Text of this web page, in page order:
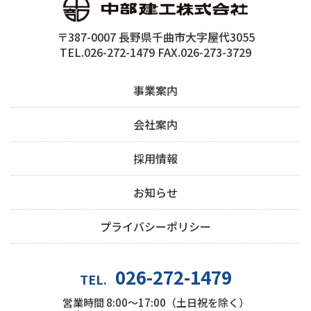
〒387-0007 長野県千曲市大字屋代3055
TEL.026-272-1479 FAX.026-273-3729
事業案内
会社案内
採用情報
お知らせ
プライバシーポリシー
TEL. 026-272-1479
営業時間 8:00～17:00（土日祝を除く）